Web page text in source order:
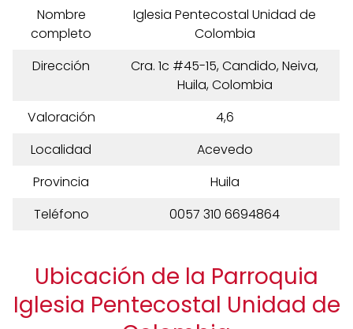
Nombre
completo
Iglesia Pentecostal Unidad de
Colombia
Dirección
Cra. 1c #45-15, Candido, Neiva,
Huila, Colombia
Valoración
4,6
Localidad
Acevedo
Provincia
Huila
Teléfono
0057 310 6694864
Ubicación de la Parroquia
Iglesia Pentecostal Unidad de